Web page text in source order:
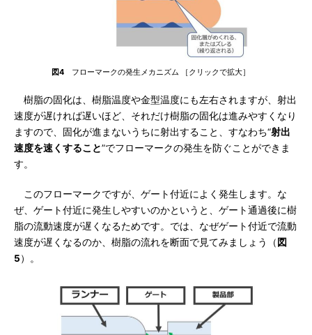
図4 フローマークの発生メカニズム ［クリックで拡大］
樹脂の固化は、樹脂温度や金型温度にも左右されますが、射出
速度が遅ければ遅いほど、それだけ樹脂の固化は進みやすくなり
ますので、固化が進まないうちに射出すること、すなわち“射出
速度を速くすること”でフローマークの発生を防ぐことができま
す。
このフローマークですが、ゲート付近によく発生します。な
ぜ、ゲート付近に発生しやすいのかというと、ゲート通過後に樹
脂の流動速度が遅くなるためです。では、なぜゲート付近で流動
速度が遅くなるのか、樹脂の流れを断面で見てみましょう（ 図
5）。